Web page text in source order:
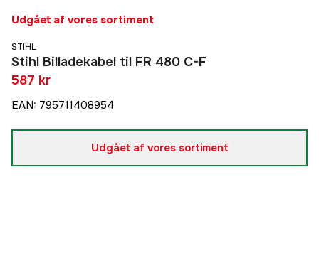
Udgået af vores sortiment
STIHL
Stihl Billadekabel til FR 480 C-F
587 kr
EAN: 795711408954
Udgået af vores sortiment